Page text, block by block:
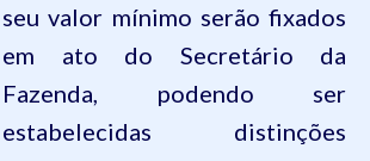
seu valor mínimo serão fixados
em ato do Secretário da
Fazenda, podendo ser
estabelecidas distinções